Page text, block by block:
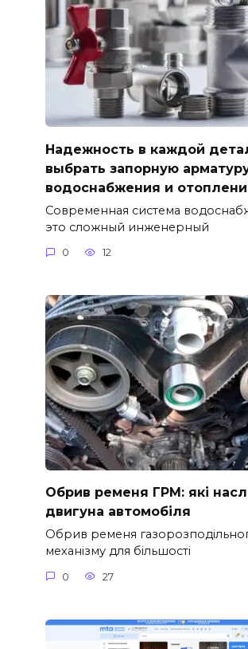
Надежность в каждой
выбрать запорную
водоснабжения и
Современная система
это сложный инженерный
0 12
Обрив ременя ГРМ: які
двигуна автомобіля
Обрив ременя
механізму для більшості
0 27